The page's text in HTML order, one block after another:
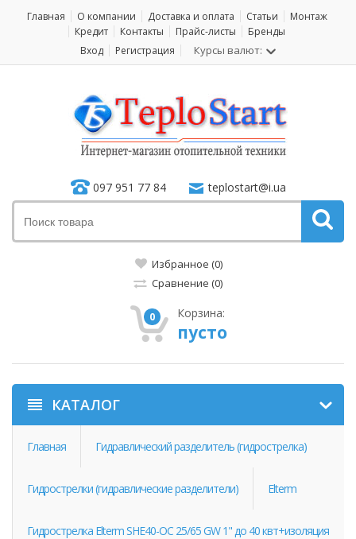
Главная О компании Доставка и оплата Статьи
Монтаж
Кредит
Контакты Прайс-листы
Бренды
Вход
Регистрация Курсы валют:
097 951 77 84 teplostart@i.ua
Избранное (0)
Сравнение (0)
0 Корзина:
пусто
КАТАЛОГ
Главная Гидравлический разделитель (гидрострелка)
Гидрострелки (гидравлические разделители) Elterm
Гидрострелка Elterm SHE40-OC 25/65 GW 1" до 40 квт+изоляция